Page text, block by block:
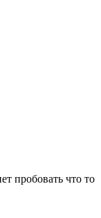
пробовать что то